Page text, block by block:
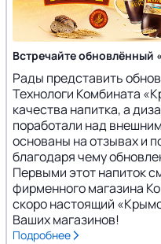
Встречайте обновлённый
Рады представить
Технологи Комбината
качества напитка, а
поработали над
основаны на отзывах и
благодаря чему
Первыми этот напиток
фирменного магазина
скоро настоящий
Ваших магазинов!
Подробнее